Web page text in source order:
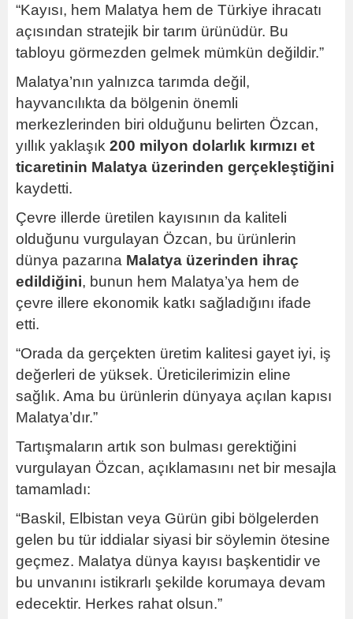
“Kayısı, hem Malatya hem de Türkiye ihracatı
açısından stratejik bir tarım ürünüdür. Bu
tabloyu görmezden gelmek mümkün değildir.”
Malatya’nın yalnızca tarımda değil,
hayvancılıkta da bölgenin önemli
merkezlerinden biri olduğunu belirten Özcan,
yıllık yaklaşık 200 milyon dolarlık kırmızı et
ticaretinin Malatya üzerinden gerçekleştiğini
kaydetti.
Çevre illerde üretilen kayısının da kaliteli
olduğunu vurgulayan Özcan, bu ürünlerin
dünya pazarına Malatya üzerinden ihraç
edildiğini, bunun hem Malatya’ya hem de
çevre illere ekonomik katkı sağladığını ifade
etti.
“Orada da gerçekten üretim kalitesi gayet iyi, iş
değerleri de yüksek. Üreticilerimizin eline
sağlık. Ama bu ürünlerin dünyaya açılan kapısı
Malatya’dır.”
Tartışmaların artık son bulması gerektiğini
vurgulayan Özcan, açıklamasını net bir mesajla
tamamladı:
“Baskil, Elbistan veya Gürün gibi bölgelerden
gelen bu tür iddialar siyasi bir söylemin ötesine
geçmez. Malatya dünya kayısı başkentidir ve
bu unvanını istikrarlı şekilde korumaya devam
edecektir. Herkes rahat olsun.”